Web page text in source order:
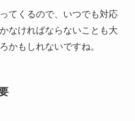
てくるので、いつでも対応
なければならないことも大
かもしれないですね。